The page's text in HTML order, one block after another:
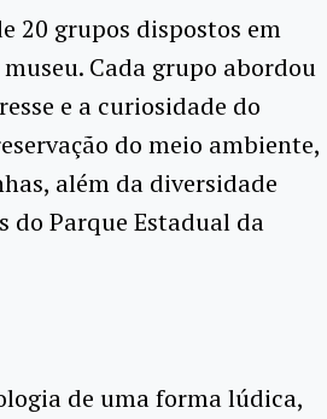
20 grupos dispostos em
Cada grupo abordou
e a curiosidade do
do meio ambiente,
além da diversidade
do Parque Estadual da
de uma forma lúdica,